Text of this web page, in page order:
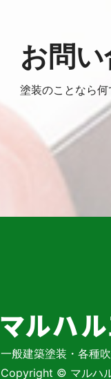
お問
塗装のことなら
一般建築塗装・各種
Copyright © マルハ